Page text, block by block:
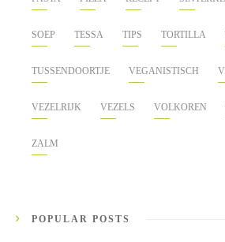
SOEP TESSA TIPS TORTILLA
TUSSENDOORTJE VEGANISTISCH
VEZELRIJK VEZELS VOLKOREN
ZALM
POPULAR POSTS